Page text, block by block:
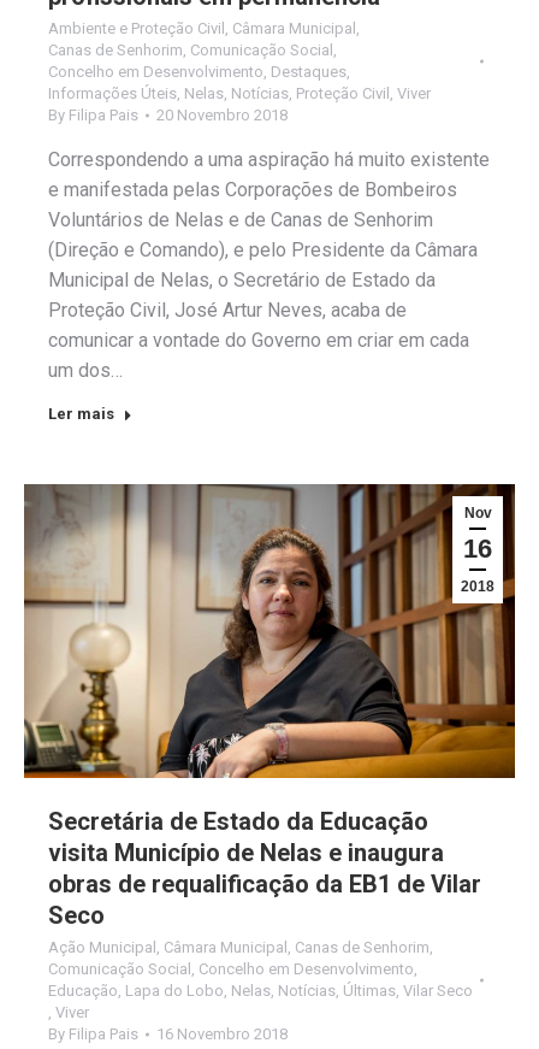
Ambiente e Proteção Civil , Câmara Municipal ,
Canas de Senhorim, Comunicação Social ,
Concelho em Desenvolvimento, Destaques,
Informações Úteis, Nelas, Notícias, Proteção Civil , Viver
By Filipa Pais 20 Novembro 2018
Correspondendo a uma aspiração há muito existente
e manifestada pelas Corporações de Bombeiros
Voluntários de Nelas e de Canas de Senhorim
(Direção e Comando), e pelo Presidente da Câmara
Municipal de Nelas, o Secretário de Estado da
Proteção Civil, José Artur Neves, acaba de
comunicar a vontade do Governo em criar em cada
um dos…
Ler mais
Nov
16
2018
Secretária de Estado da Educação
visita Município de Nelas e inaugura
obras de requalificação da EB1 de Vilar
Seco
Ação Municipal , Câmara Municipal , Canas de Senhorim,
Comunicação Social , Concelho em Desenvolvimento,
Educação, Lapa do Lobo, Nelas, Notícias, Últimas, Vilar Seco
, Viver
By Filipa Pais 16 Novembro 2018